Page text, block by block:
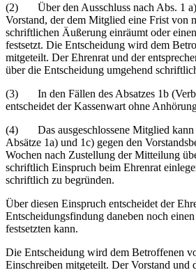
(2) Über den Ausschluss nach Abs. 1 a)
Vorstand, der dem Mitglied eine Frist von
schriftlichen Äußerung einräumt oder
festsetzt. Die Entscheidung wird dem
mitgeteilt. Der Ehrenrat und der
über die Entscheidung umgehend
(3) In den Fällen des Absatzes 1b
entscheidet der Kassenwart ohne
(4) Das ausgeschlossene Mitglied kann
Absätze 1a) und 1c) gegen den
Wochen nach Zustellung der Mitteilung
schriftlich Einspruch beim Ehrenrat
schriftlich zu begründen.
Über diesen Einspruch entscheidet der
Entscheidungsfindung daneben noch
festsetzten kann.
Die Entscheidung wird dem Betroffenen
Einschreiben mitgeteilt. Der Vorstand und